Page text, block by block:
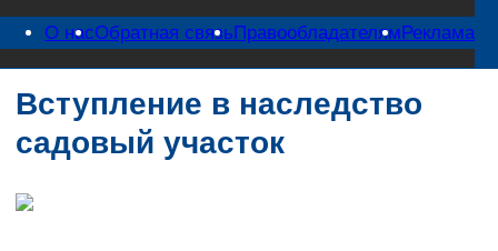
О насОбратная связьПравообладателямРеклама
Вступление в наследство
садовый участок